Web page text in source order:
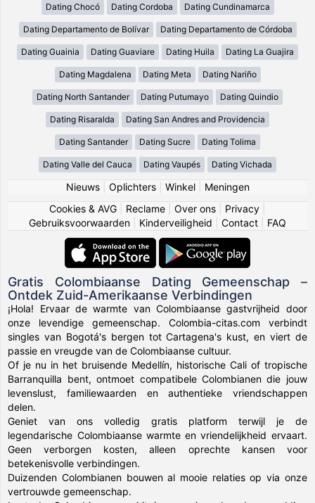
Dating Chocó Dating Cordoba Dating Cundinamarca
Dating Departamento de Bolívar Dating Departamento de Córdoba
Dating Guainia Dating Guaviare Dating Huila Dating La Guajira
Dating Magdalena Dating Meta Dating Nariño
Dating North Santander Dating Putumayo Dating Quindio
Dating Risaralda Dating San Andres and Providencia
Dating Santander Dating Sucre Dating Tolima
Dating Valle del Cauca Dating Vaupés Dating Vichada
Nieuws| Oplichters| Winkel| Meningen
Cookies & AVG
Reclame Over ons Privacy
Gebruiksvoorwaarden
Kinderveiligheid Contact FAQ
Gratis Colombiaanse Dating Gemeenschap –
Ontdek Zuid-Amerikaanse Verbindingen
¡Hola! Ervaar de warmte van Colombiaanse gastvrijheid door
onze levendige gemeenschap. Colombia-citas.com verbindt
singles van Bogotá's bergen tot Cartagena's kust, en viert de
passie en vreugde van de Colombiaanse cultuur.
Of je nu in het bruisende Medellín, historische Cali of tropische
Barranquilla bent, ontmoet compatibele Colombianen die jouw
levenslust, familiewaarden en authentieke vriendschappen
delen.
Geniet van ons volledig gratis platform terwijl je de
legendarische Colombiaanse warmte en vriendelijkheid ervaart.
Geen verborgen kosten, alleen oprechte kansen voor
betekenisvolle verbindingen.
Duizenden Colombianen bouwen al mooie relaties op via onze
vertrouwde gemeenschap.